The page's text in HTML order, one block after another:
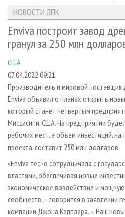
ЛЕСОЗАГОТОВКА
ЛЕСОПИЛЕНИЕ
СУШКА ДРЕВЕСИНЫ
ПРОИЗВОДСТВО ДРЕВЕСНЫХ
ДЕРЕВЯННОЕ ДОМОСТРОЕНИЕ
ПРОИЗВОДСТВО МЕБЕЛИ
БИОЭНЕРГЕТИКА
ИНСТРУМЕНТ И МАТЕРИАЛЫ
НОВОСТИ ЛПК
НОВОСТИ ЖУРНАЛА
ПРОЕКТЫ ЛПИ
АНАЛИТИКА
ПРЕДПРИЯТИЯ ЛПК
ПЕРСОНЫ
МОБИЛЬНЫЕ ВЫСТАВКИ
ОФИЦИАЛЬНЫЕ ДЕЛЕГАЦИИ
ПРИОРИТЕТНЫЕ
RUSSIAN FORESTRY REVIEW
БИБЛИОТЕКА СПЕЦИАЛИСТА
АРХИВ
АРХИВ ЖУРНАЛОВ
О ЖУРНАЛЕ
КОНТАКТЫ
РЕКЛАМОДАТЕЛЯМ
РЕКЛАМА
РЕКЛАМА НА САЙТЕ
НОВОСТИ ЛПК
Enviva построит завод
гранул за 250 млн
США
07.04.2022 09:21
Производитель и мировой поставщик
Enviva объявил о планах открыть
который станет четвертым
Миссисипи, США. На предприятии
рабочих мест, а объем инвестиций,
проекта, составит 250 млн долларов.
«Enviva тесно сотрудничала с
властями, обеспечивая новые
экономическое воздействие и
сообществ, – говорится в заявлении
компании Джона Кепплера. – Наш